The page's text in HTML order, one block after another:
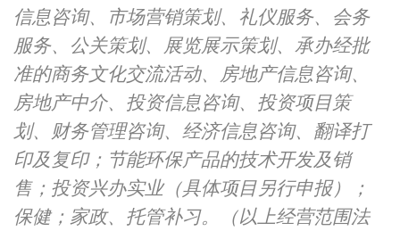
信息咨询、市场营销策划、礼仪服务、会务
服务、公关策划、展览展示策划、承办经批
准的商务文化交流活动、房地产信息咨询、
房地产中介、投资信息咨询、投资项目策
划、财务管理咨询、经济信息咨询、翻译打
印及复印；节能环保产品的技术开发及销
售；投资兴办实业（具体项目另行申报）；
保健；家政、托管补习。（以上经营范围法